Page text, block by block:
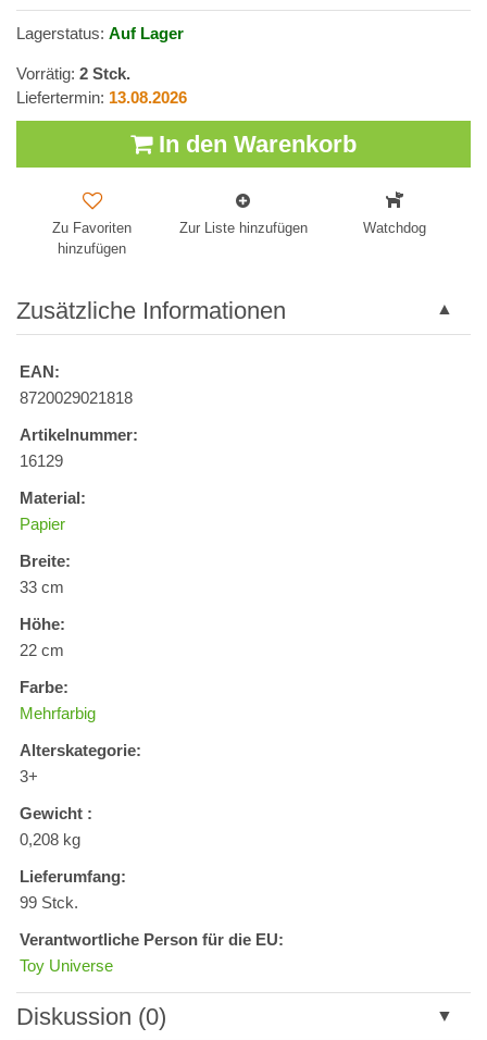
Lagerstatus: Auf Lager
Vorrätig: 2 Stck.
Liefertermin: 13.08.2026
In den Warenkorb
Zu Favoriten
hinzufügen
Zur Liste hinzufügen Watchdog
Zusätzliche Informationen
EAN:
8720029021818
Artikelnummer:
16129
Material:
Papier
Breite:
33 cm
Höhe:
22 cm
Farbe:
Mehrfarbig
Alterskategorie:
3+
Gewicht :
0,208 kg
Lieferumfang:
99 Stck.
Verantwortliche Person für die EU:
Toy Universe
Diskussion (0)